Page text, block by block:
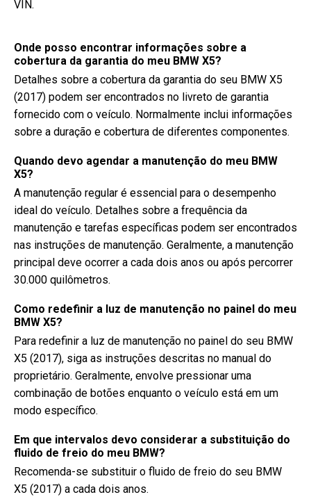
VIN.
Onde posso encontrar informações sobre a
cobertura da garantia do meu BMW X5?
Detalhes sobre a cobertura da garantia do seu BMW X5
(2017) podem ser encontrados no livreto de garantia
fornecido com o veículo. Normalmente inclui informações
sobre a duração e cobertura de diferentes componentes.
Quando devo agendar a manutenção do meu BMW
X5?
A manutenção regular é essencial para o desempenho
ideal do veículo. Detalhes sobre a frequência da
manutenção e tarefas específicas podem ser encontrados
nas instruções de manutenção. Geralmente, a manutenção
principal deve ocorrer a cada dois anos ou após percorrer
30.000 quilômetros.
Como redefinir a luz de manutenção no painel do meu
BMW X5?
Para redefinir a luz de manutenção no painel do seu BMW
X5 (2017), siga as instruções descritas no manual do
proprietário. Geralmente, envolve pressionar uma
combinação de botões enquanto o veículo está em um
modo específico.
Em que intervalos devo considerar a substituição do
fluido de freio do meu BMW?
Recomenda-se substituir o fluido de freio do seu BMW
X5 (2017) a cada dois anos.